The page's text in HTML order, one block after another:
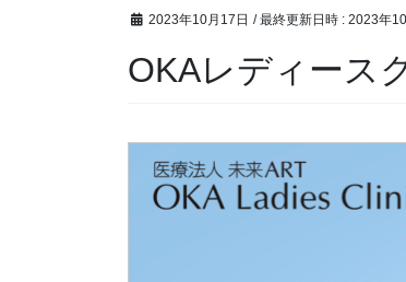
2023年10月17日 / 最終更新日時 : 2023年
OKAレディース